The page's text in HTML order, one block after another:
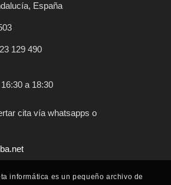
, España
129 490
a 18:30
cita vía whatsapps o
informática es un pequeño archivo de